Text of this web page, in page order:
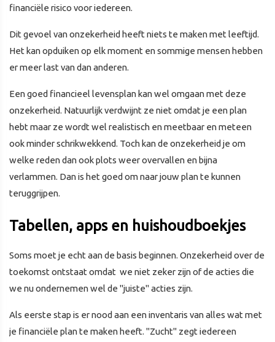
financiële risico voor iedereen.
Dit gevoel van onzekerheid heeft niets te maken met leeftijd.
Het kan opduiken op elk moment en sommige mensen hebben
er meer last van dan anderen.
Een goed financieel levensplan kan wel omgaan met deze
onzekerheid. Natuurlijk verdwijnt ze niet omdat je een plan
hebt maar ze wordt wel realistisch en meetbaar en meteen
ook minder schrikwekkend. Toch kan de onzekerheid je om
welke reden dan ook plots weer overvallen en bijna
verlammen. Dan is het goed om naar jouw plan te kunnen
teruggrijpen.
Tabellen, apps en huishoudboekjes
Soms moet je echt aan de basis beginnen. Onzekerheid over de
toekomst ontstaat omdat we niet zeker zijn of de acties die
we nu ondernemen wel de "juiste" acties zijn.
Als eerste stap is er nood aan een inventaris van alles wat met
je financiële plan te maken heeft. "Zucht" zegt iedereen